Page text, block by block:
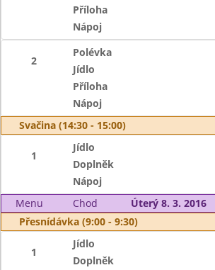
Příloha
Nápoj
2
Polévka
Jídlo
Příloha
Nápoj
Svačina (14:30 - 15:00)
1
Jídlo
Doplněk
Nápoj
Menu
Chod
Úterý 8. 3. 2016
Přesnídávka (9:00 - 9:30)
1
Jídlo
Doplněk